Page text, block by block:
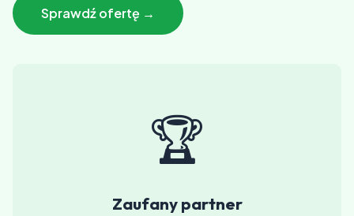
Sprawdź ofertę →
🏆
Zaufany partner